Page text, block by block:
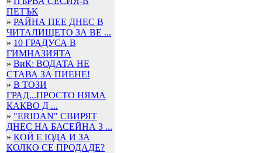
ПЕТЪК
» РАЙНА ПЕЕ ДНЕС В
ЧИТАЛИЩЕТО ЗА ВЕ ...
» 10 ГРАДУСА В
ГИМНАЗИЯТА
» ВиК: ВОДАТА НЕ
СТАВА ЗА ПИЕНЕ!
» В ТОЗИ
ГРАД...ПРОСТО НЯМА
КАКВО Д ...
» "ERIDAN" СВИРЯТ
ДНЕС НА БАСЕЙНА З ...
» КОЙ Е ЮДА И ЗА
КОЛКО СЕ ПРОДАДЕ?